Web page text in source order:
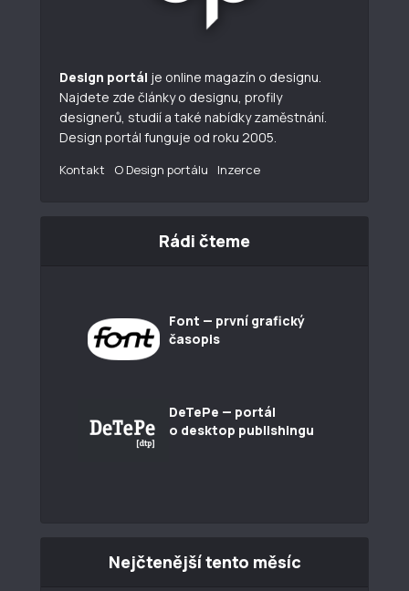
Design portál je online magazín o designu.
Najdete zde články o designu, profily
designerů, studií a také nabídky zaměstnání.
Design portál funguje od roku 2005.
Kontakt O Design portálu Inzerce
Rádi čteme
Font — první grafický
časopis
DeTePe — portál
o desktop publishingu
Nejčtenější tento měsíc